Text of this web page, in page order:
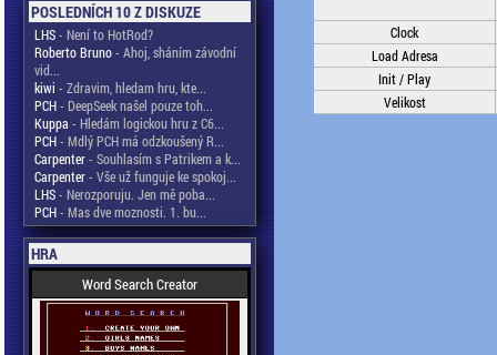
POSLEDNÍCH 10 Z DISKUZE
LHS- Není to HotRod?
Roberto Bruno- Ahoj, sháním závodní
vid...
kiwi - Zdravim, hledam hru, kte...
PCH- DeepSeek našel pouze toh...
Kuppa - Hledám logickou hru z C6...
PCH- Mdlý PCH má odzkoušený R...
Carpenter- Souhlasím s Patrikem a k...
Carpenter- Vše už funguje ke spokoj...
LHS- Nerozporuju. Jen mě poba...
PCH- Mas dve moznosti. 1. bu...
HRA
Word Search Creator
Clock
Load Adresa
Init / Play
Velikost